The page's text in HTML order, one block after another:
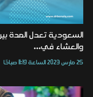
السعودية تعدل المدة
والعشاء في...
25 مارس 2023 الساعة 11:19 صباحًا